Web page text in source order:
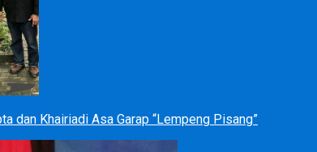
dan Khairiadi Asa Garap “Lempeng Pisang”